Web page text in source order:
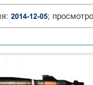
2014-12-05;